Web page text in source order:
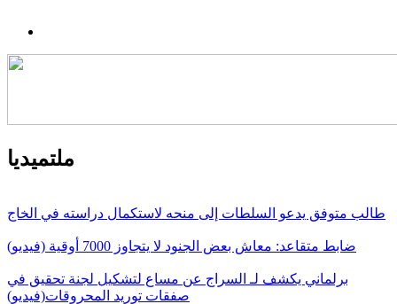
ملتميديا
طالب متوفق يدعو السلطات إلى منحه لاستكمال دراسته في الخاج
ضابط متقاعد: معاش بعض الجنود لا يتجاوز 7000 أوقية (فيديو)
برلماني يكشف لـ السراج عن مساع لتشكيل لجنة تحقيق في
صفقات توريد المحروقات(فيديو)